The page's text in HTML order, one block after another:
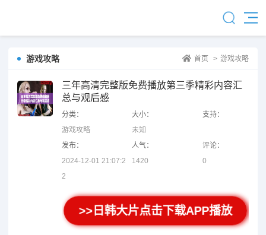
游戏攻略 首页 > 游戏攻略
三年高清完整版免费播放第三季精彩内容汇
总与观后感
分类：
游戏攻略
大小：
未知
支持：
发布：
2024-12-01 21:07:2
2
人气：
1420
评论：
0
>>日韩大片点击下载APP播放